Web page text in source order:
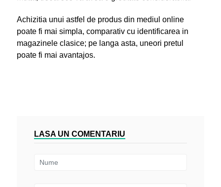
Achizitia unui astfel de produs din mediul online
poate fi mai simpla, comparativ cu identificarea in
magazinele clasice; pe langa asta, uneori pretul
poate fi mai avantajos.
LASA UN COMENTARIU